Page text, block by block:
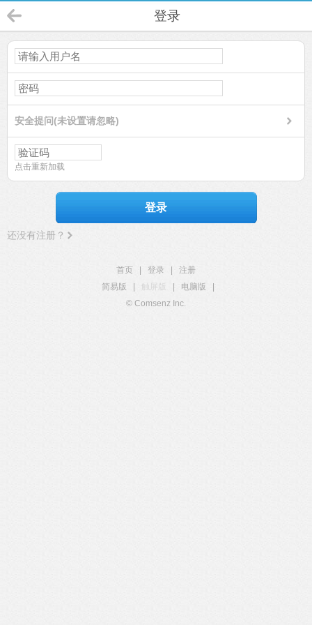
登录
安全提问(未设置请忽略)
点击重新加载
登录
还没有注册？
首页 登录
注册
简易版
触屏版 电脑版
© Comsenz Inc.